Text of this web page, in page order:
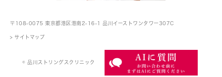
〒108-0075 東京都港区港南2-16-1 品川イーストワンタワー307C
> サイトマップ
© 品川ストリングスクリニック